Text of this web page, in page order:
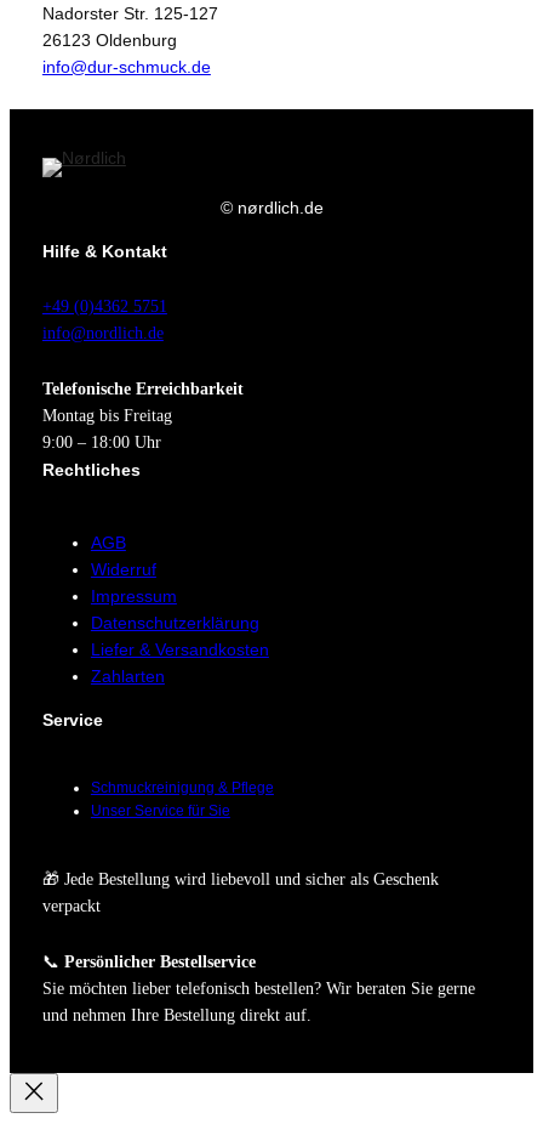
Nadorster Str. 125-127
26123 Oldenburg
info@dur-schmuck.de
© nørdlich.de
Hilfe & Kontakt
+49 (0)4362 5751
info@nordlich.de
Telefonische Erreichbarkeit
Montag bis Freitag
9:00 – 18:00 Uhr
Rechtliches
AGB
Widerruf
Impressum
Datenschutzerklärung
Liefer & Versandkosten
Zahlarten
Service
Schmuckreinigung & Pflege
Unser Service für Sie
🎁 Jede Bestellung wird liebevoll und sicher als Geschenk
verpackt
📞 Persönlicher Bestellservice
Sie möchten lieber telefonisch bestellen? Wir beraten Sie gerne
und nehmen Ihre Bestellung direkt auf.